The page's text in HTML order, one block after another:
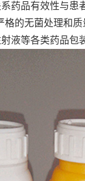
药品有效性与患
的无菌处理和
等各类药品包